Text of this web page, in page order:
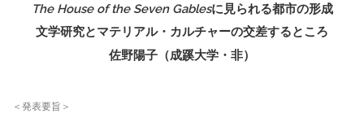
The House of the Seven Gablesに見られる都市の形成
文学研究とマテリアル・カルチャーの交差するところ
佐野陽子（成蹊大学・非）
＜発表要旨＞